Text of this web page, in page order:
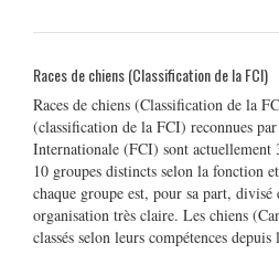
Races de chiens (Classification de la FCI)
Races de chiens (Classification de la
(classification de la FCI) reconnues
Internationale (FCI) sont actuellement
10 groupes distincts selon la fonction
chaque groupe est, pour sa part,
organisation très claire. Les chiens
classés selon leurs compétences